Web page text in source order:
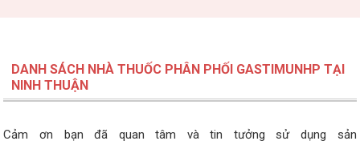
DANH SÁCH NHÀ THUỐC PHÂN PHỐI GASTIMUNHP TẠI
NINH THUẬN
Cảm ơn bạn đã quan tâm và tin tưởng sử dụng sản